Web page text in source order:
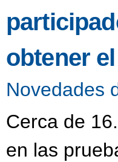
obtener
Novedades
Cerca de
en las